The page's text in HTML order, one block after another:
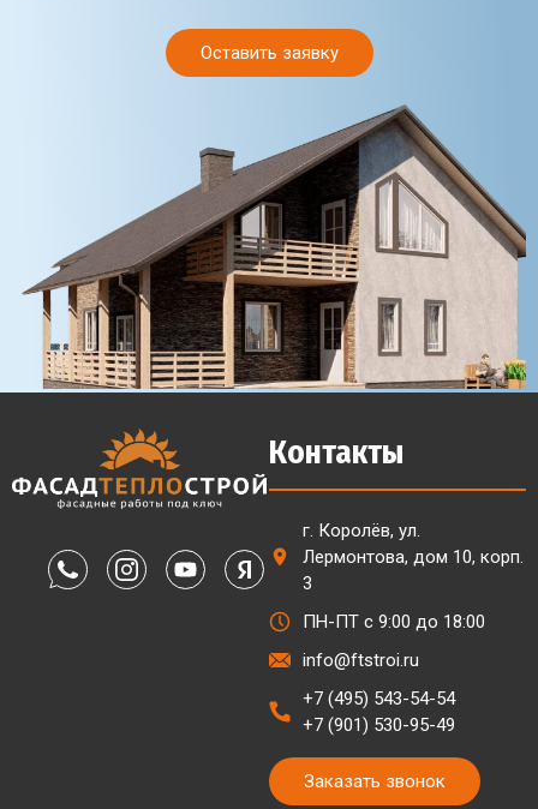
Оставить заявку
Контакты
г. Королёв, ул.
Лермонтова, дом 10, корп.
3
ПН-ПТ с 9:00 до 18:00
info@ftstroi.ru
+7 (495) 543-54-54
+7 (901) 530-95-49
Заказать звонок